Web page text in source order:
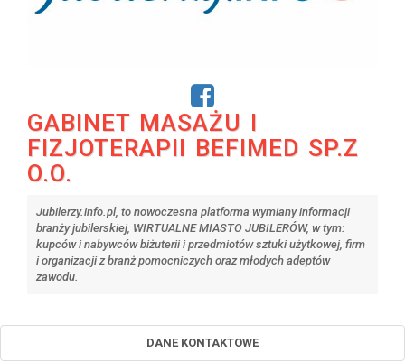
GABINET MASAŻU I
FIZJOTERAPII BEFIMED SP.Z
O.O.
Jubilerzy.info.pl, to nowoczesna platforma wymiany informacji
branży jubilerskiej, WIRTUALNE MIASTO JUBILERÓW, w tym:
kupców i nabywców biżuterii i przedmiotów sztuki użytkowej, firm
i organizacji z branż pomocniczych oraz młodych adeptów
zawodu.
DANE KONTAKTOWE